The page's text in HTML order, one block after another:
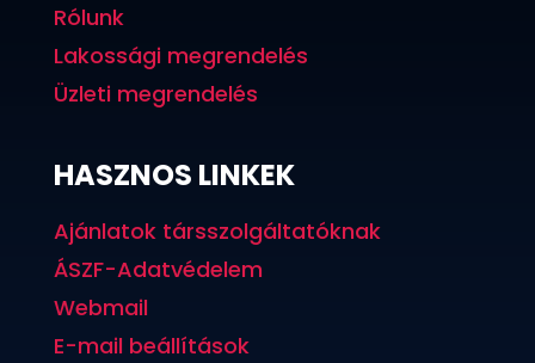
Rólunk
Lakossági megrendelés
Üzleti megrendelés
HASZNOS LINKEK
Ajánlatok társszolgáltatóknak
ÁSZF-Adatvédelem
Webmail
E-mail beállítások